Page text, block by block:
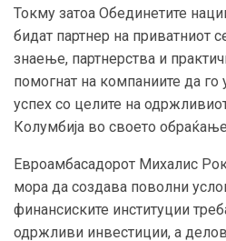
Токму затоа Обединетите
бидат партнер на приватниот
знаење, партнерства и
помогнат на компаниите да го
успех со целите на
Колумбија во своето
Евроамбасадорот Михалис
мора да создава поволни
финансиските институции
одржливи инвестиции, а